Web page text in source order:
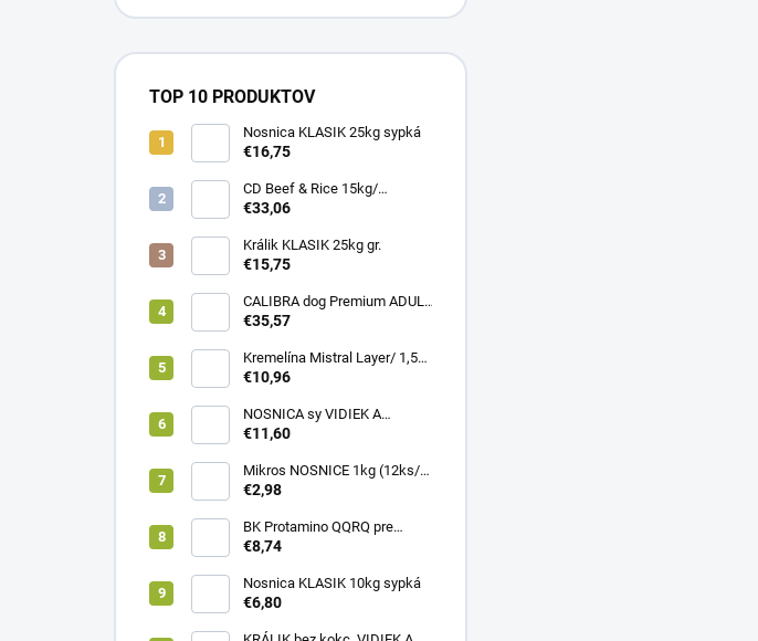
TOP 10 PRODUKTOV
Nosnica KLASIK 25kg sypká
€16,75
CD Beef & Rice 15kg/
Superpremium food
€33,06
Králik KLASIK 25kg gr.
€15,75
CALIBRA dog Premium ADULT
LARGE 12kg
€35,57
Kremelína Mistral Layer/ 1,5
kg vedro
€10,96
NOSNICA sy VIDIEK A
TRADÍCIA 20kg (1paleta/
€11,60
Mikros NOSNICE 1kg (12ks/
1kartón)
€2,98
BK Protamino QQRQ pre
nosnice 5kg SANO
€8,74
Nosnica KLASIK 10kg sypká
€6,80